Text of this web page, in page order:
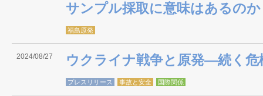
サンプル採取に意味はあるのか
福島原発
2024/08/27 ウクライナ戦争と原発―続く危
プレスリリース 事故と安全 国際関係